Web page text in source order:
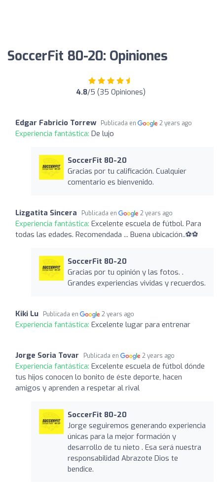
SoccerFit 80-20: Opiniones
4.8/5 (35 Opiniones)
Edgar Fabricio Torrew Publicada en 2 years ago
Experiencia fantástica: De lujo
SoccerFit 80-20
Gracias por tu calificación. Cualquier
comentario es bienvenido.
Lizgatita Sincera Publicada en 2 years ago
Experiencia fantástica: Excelente escuela de fútbol. Para
todas las edades. Recomendada ... Buena ubicación..⚽⚽
SoccerFit 80-20
Gracias por tu opinión y las fotos. .
Grandes experiencias vividas y recuerdos.
Kiki Lu Publicada en 2 years ago
Experiencia fantástica: Excelente lugar para entrenar
Jorge Soria Tovar Publicada en 2 years ago
Experiencia fantástica: Excelente escuela de fútbol dónde
tus hijos conocen lo bonito de éste deporte, hacen
amigos y aprenden a respetar al rival
SoccerFit 80-20
Jorge seguiremos generando experiencia
únicas para la mejor formación y
desarrollo de tu nieto . Esa será nuestra
responsabilidad Abrazote Dios te
bendice.